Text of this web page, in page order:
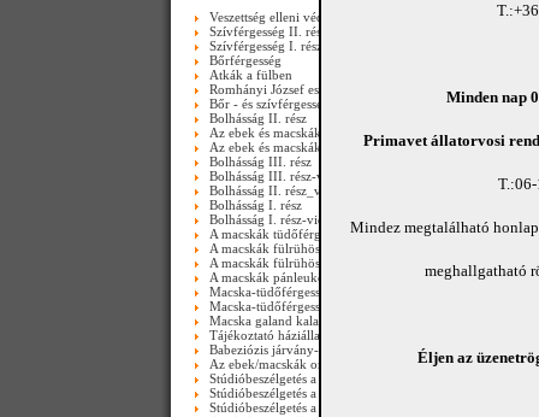
Minden nap
Primavet állatorvosi
Mindez megtalálható
meghallgatható
Éljen az
Veszettség elleni védőoltás
Szívférgesség II. rész
Szívférgesség I. rész
Bőrférgesség
Atkák a fülben
Romhányi József esete egy bolhával
Bőr - és szívférgesség
Bolhásság II. rész
Az ebek és macskák szőrtüszőatka-kórja
Az ebek és macskák szőrtüszőatka-kórja
Bolhásság III. rész
Bolhásság III. rész-video
Bolhásság II. rész_video
Bolhásság I. rész
Bolhásság I. rész-video
A macskák tüdőférgessége II. rész(Happy end)-video
A macskák fülrühössége
A macskák fülrühössége-video
A macskák pánleukopéniája
Macska-tüdőférgesség
Macska-tüdőférgesség_video
Macska galand kaland_video
Tájékoztató háziállataink bőrférgességéről és
Babeziózis járvány-2011.03.25.-től
Az ebek/macskák orsóférgességéről III. rész - video
Stúdióbeszélgetés a veszettségről 2005-ben III. rész (
Stúdióbeszélgetés a veszettségről 2005-ben II. rész ( máig
Stúdióbeszélgetés a veszettségről 2005-ben I.rész ( máig